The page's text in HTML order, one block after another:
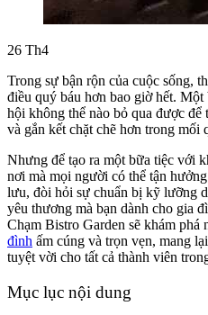
26 Th4
Trong sự bận rộn của cuộc sống,
điều quý báu hơn bao giờ hết.
hội không thể nào bỏ qua được
và gắn kết chặt chẽ hơn trong mối
Nhưng để tạo ra một bữa tiệc với
nơi mà mọi người có thể tận
lưu, đòi hỏi sự chuẩn bị kỹ lưỡng
yêu thương mà bạn dành cho gia
Chạm Bistro Garden sẽ khám phá
đình ấm cúng và trọn vẹn, mang
tuyệt vời cho tất cả thành viên
Mục lục nội dung